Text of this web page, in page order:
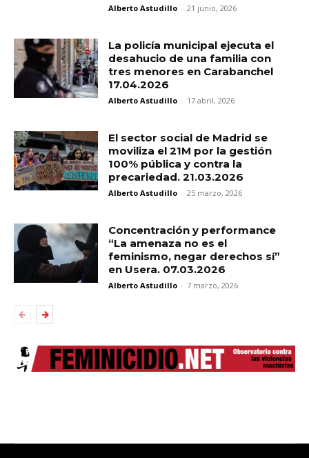
Alberto Astudillo - 21 junio, 2026
La policía municipal ejecuta el
desahucio de una familia con
tres menores en Carabanchel
17.04.2026
Alberto Astudillo - 17 abril, 2026
El sector social de Madrid se
moviliza el 21M por la gestión
100% pública y contra la
precariedad. 21.03.2026
Alberto Astudillo - 25 marzo, 2026
Concentración y performance
“La amenaza no es el
feminismo, negar derechos sí”
en Usera. 07.03.2026
Alberto Astudillo - 7 marzo, 2026